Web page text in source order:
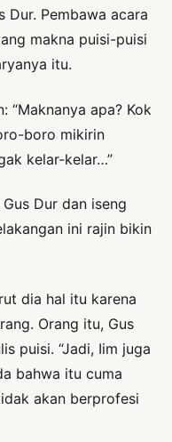
Dur. Pembawa acara
makna puisi-puisi
itu.
“Maknanya apa? Kok
boro mikirin
kelar-kelar…”
Dur dan iseng
ini rajin bikin
dia hal itu karena
Orang itu, Gus
puisi. “Jadi, Iim juga
bahwa itu cuma
akan berprofesi